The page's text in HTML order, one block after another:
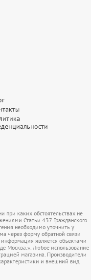
каких обстоятельствах не
Статьи 437 Гражданского
необходимо уточнить у
через форму обратной связи
является объектами
Москва.». Любое использование
магазина. Производители
и внешний вид